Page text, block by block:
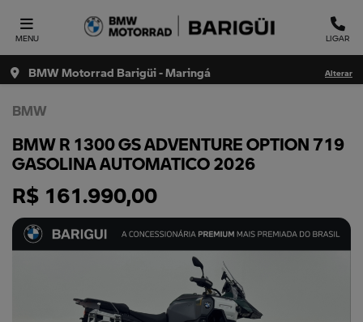
MENU LIGAR
BMW Motorrad Barigüi - Maringá Alterar
BMW
BMW R 1300 GS ADVENTURE OPTION 719
GASOLINA AUTOMATICO 2026
R$ 161.990,00